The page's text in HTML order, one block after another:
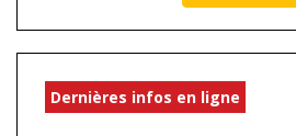
Dernières infos en ligne